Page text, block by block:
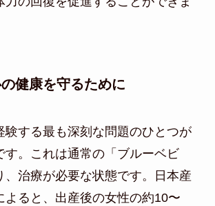
健康を守るために
験する最も深刻な問題のひとつが
す。これは通常の「ブルーベビ
、治療が必要な状態です。日本産
よると、出産後の女性の約10〜